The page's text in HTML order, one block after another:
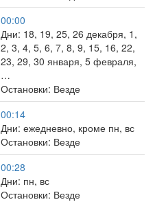
00:00
Дни: 18, 19, 25, 26 декабря, 1,
2, 3, 4, 5, 6, 7, 8, 9, 15, 16, 22,
23, 29, 30 января, 5 февраля,
…
Остановки: Везде
00:14
Дни: ежедневно, кроме пн, вс
Остановки: Везде
00:28
Дни: пн, вс
Остановки: Везде